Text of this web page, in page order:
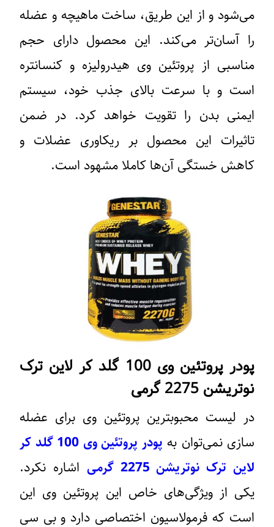
می‌شود و از این طریق، ساخت ماهیچه و عضله
را آسان‌تر می‌کند. این محصول دارای حجم
مناسبی از پروتئین وی هیدرولیزه و کنسانتره
است و با سرعت بالای جذب خود، سیستم
ایمنی بدن را تقویت خواهد کرد. در ضمن
تاثیرات این محصول بر ریکاوری عضلات و
کاهش خستگی آن‌ها کاملا مشهود است.
پودر پروتئین وی 100 گلد کر لاین ترک
نوتریشن 2275 گرمی
در لیست محبوبترین پروتئین وی برای عضله
سازی نمی‌توان به
پودر پروتئین وی 100 گلد کر
لاین ترک نوتریشن 2275 گرمی
اشاره نکرد.
یکی از ویژگی‌های خاص این پروتئین وی این
است که فرمولاسیون اختصاصی دارد و بی سی